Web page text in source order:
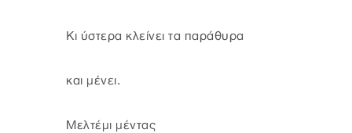
Κι ύστερα κλείνει τα παράθυρα
και μένει.
Μελτέμι μέντας